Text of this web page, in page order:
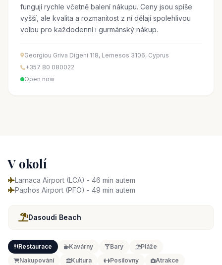
fungují rychle včetně balení nákupu. Ceny jsou spíše
vyšší, ale kvalita a rozmanitost z ní dělají spolehlivou
volbu pro každodenní i gurmánský nákup.
Georgiou Griva Digeni 118, Lemesos 3106, Cyprus
+357 80 080022
Open now
V okolí
Larnaca Airport (LCA) - 46 min autem
Paphos Airport (PFO) - 49 min autem
Dasoudi Beach
Restaurace Kavárny Bary
Pláže
Nakupování
Kultura Posilovny Atrakce